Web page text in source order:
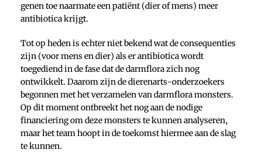
genen toe naarmate een patiënt (dier of mens) meer
antibiotica krijgt.
Tot op heden is echter niet bekend wat de consequenties
zijn (voor mens en dier) als er antibiotica wordt
toegediend in de fase dat de darmflora zich nog
ontwikkelt. Daarom zijn de dierenarts-onderzoekers
begonnen met het verzamelen van darmflora monsters.
Op dit moment ontbreekt het nog aan de nodige
financiering om deze monsters te kunnen analyseren,
maar het team hoopt in de toekomst hiermee aan de slag
te kunnen.